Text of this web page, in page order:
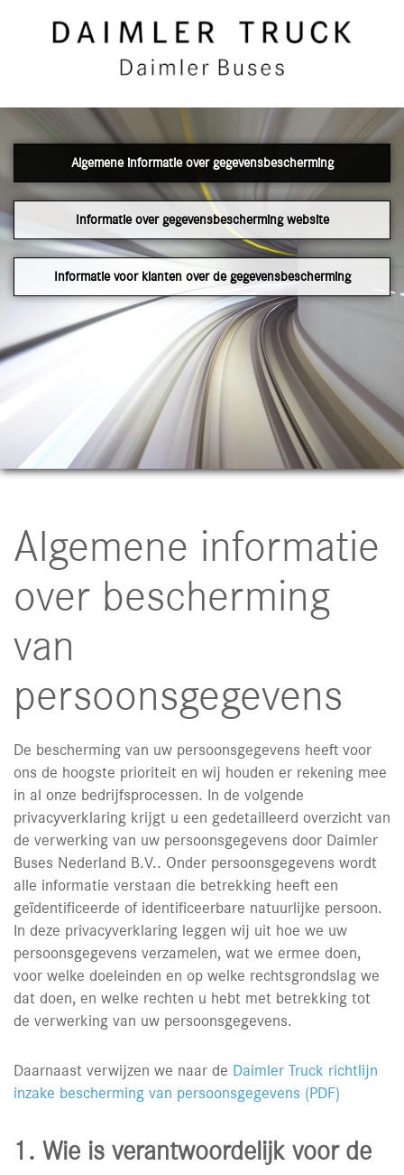
Algemene informatie over gegevensbescherming
Informatie over gegevensbescherming website
Informatie voor klanten over de gegevensbescherming
Algemene informatie
over bescherming
van
persoonsgegevens
De bescherming van uw persoonsgegevens heeft voor
ons de hoogste prioriteit en wij houden er rekening mee
in al onze bedrijfsprocessen. In de volgende
privacyverklaring krijgt u een gedetailleerd overzicht van
de verwerking van uw persoonsgegevens door Daimler
Buses Nederland B.V.. Onder persoonsgegevens wordt
alle informatie verstaan die betrekking heeft een
geïdentificeerde of identificeerbare natuurlijke persoon.
In deze privacyverklaring leggen wij uit hoe we uw
persoonsgegevens verzamelen, wat we ermee doen,
voor welke doeleinden en op welke rechtsgrondslag we
dat doen, en welke rechten u hebt met betrekking tot
de verwerking van uw persoonsgegevens.
Daarnaast verwijzen we naar de Daimler Truck richtlijn
inzake bescherming van persoonsgegevens (PDF)
1. Wie is verantwoordelijk voor de